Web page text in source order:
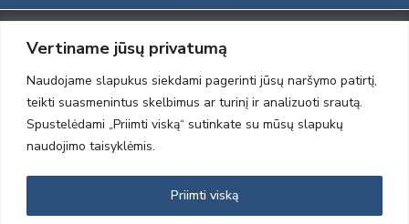
Vertiname jūsų privatumą
Naudojame slapukus siekdami pagerinti jūsų naršymo patirtį,
teikti suasmenintus skelbimus ar turinį ir analizuoti srautą.
Spustelėdami „Priimti viską“ sutinkate su mūsų slapukų
naudojimo taisyklėmis.
Priimti viską
Portalas sukurtas įgyvendinant Lietuvos Respublikos, Europos
ekonominės erdvės ir Norvegijos finansinių mechanizmų iš dalies
finansuojamą paprojektį
„LOD visuomeninės /gamtosauginės veiklos sustiprinimas ir įvaizdžio
formavimas įtraukiant visuomenę į aplinkosauginių tyrimų veiklą“
(paprojekčio
įgyvendinimo sutarties numeris 2004-LT0008-NVO-1EEE/NOR-02-
2012 © Lietuvos Ornitologų Draugija © 2014, Visos teisės saugomos